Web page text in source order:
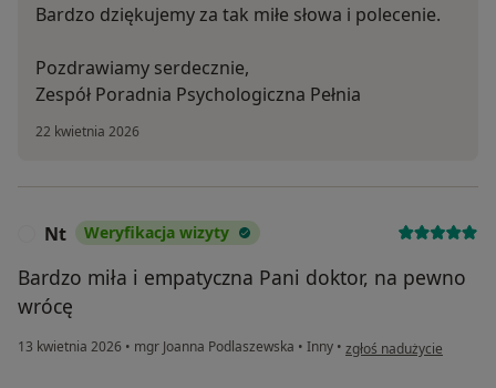
Bardzo dziękujemy za tak miłe słowa i polecenie.
Pozdrawiamy serdecznie,
Zespół Poradnia Psychologiczna Pełnia
22 kwietnia 2026
Nt Weryfikacja wizyty
Bardzo miła i empatyczna Pani doktor, na pewno
wrócę
13 kwietnia 2026 • mgr Joanna Podlaszewska • Inny • w opinii użytkownika Nt
zgłoś nadużycie